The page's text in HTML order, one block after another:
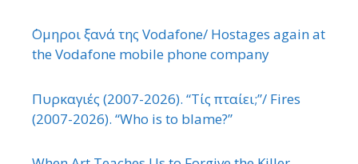
΄Ομηροι ξανά της Vodafone/ Hostages again at
the Vodafone mobile phone company
Πυρκαγιές (2007-2026). “Τίς πταίει;”/ Fires
(2007-2026). “Who is to blame?”